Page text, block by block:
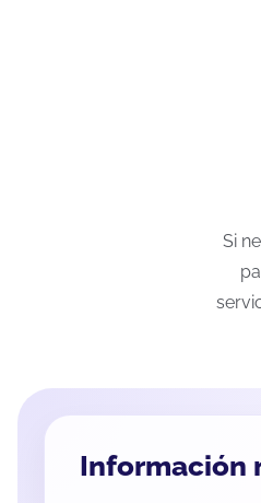
Si
Información